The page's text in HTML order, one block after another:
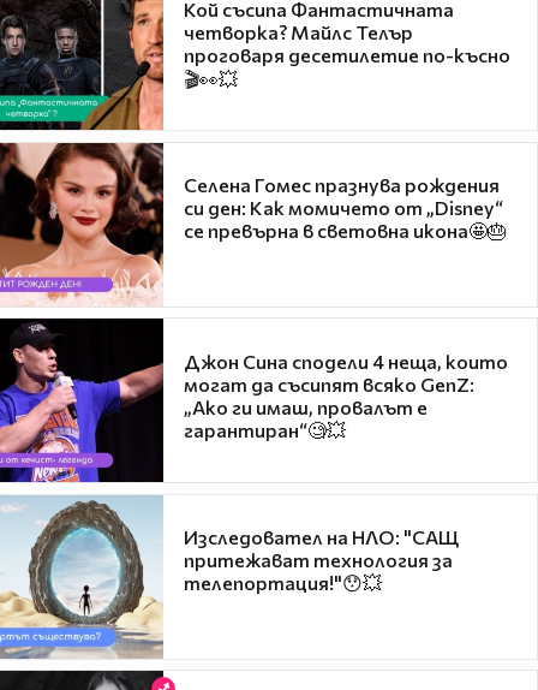
Кой съсипа Фантастичната
четворка? Майлс Телър
проговаря десетилетие по-късно
🎬👀💥
Селена Гомес празнува рождения
си ден: Как момичето от „Disney“
се превърна в световна икона🤩🎂
Джон Сина сподели 4 неща, които
могат да съсипят всяко GenZ:
„Ако ги имаш, провалът е
гарантиран“🧐💥
Изследовател на НЛО: "САЩ
притежават технология за
телепортация!"😯💥